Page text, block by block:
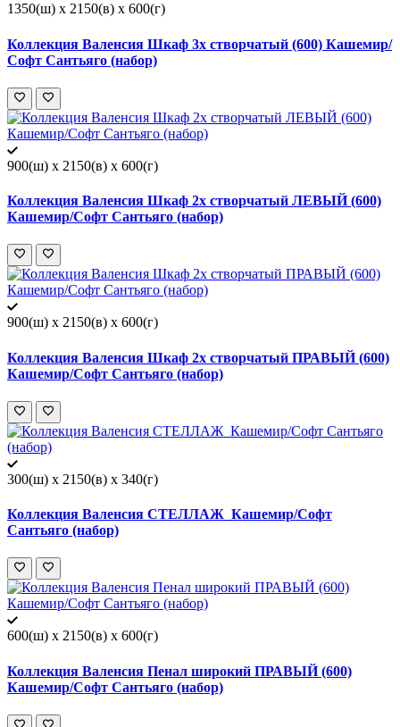
1350(ш) x 2150(в) x 600(г)
Коллекция Валенсия Шкаф 3х створчатый (600) Кашемир/
Софт Сантьяго (набор)
900(ш) x 2150(в) x 600(г)
Коллекция Валенсия Шкаф 2х створчатый ЛЕВЫЙ (600)
Кашемир/Софт Сантьяго (набор)
900(ш) x 2150(в) x 600(г)
Коллекция Валенсия Шкаф 2х створчатый ПРАВЫЙ (600)
Кашемир/Софт Сантьяго (набор)
300(ш) x 2150(в) x 340(г)
Коллекция Валенсия СТЕЛЛАЖ_Кашемир/Софт
Сантьяго (набор)
600(ш) x 2150(в) x 600(г)
Коллекция Валенсия Пенал широкий ПРАВЫЙ (600)
Кашемир/Софт Сантьяго (набор)